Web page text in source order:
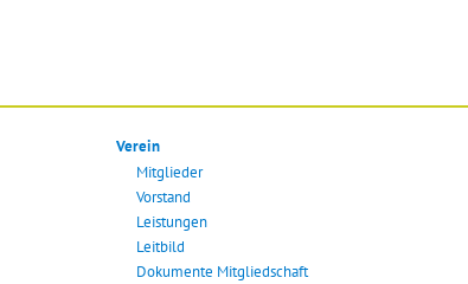
Verein
Mitglieder
Vorstand
Leistungen
Leitbild
Dokumente Mitgliedschaft